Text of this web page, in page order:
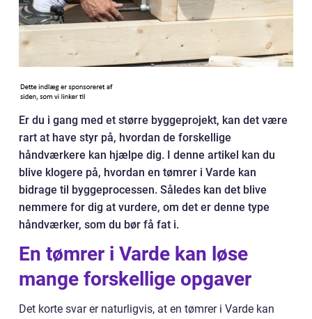
Er du i gang med et større byggeprojekt, kan det være
rart at have styr på, hvordan de forskellige
håndværkere kan hjælpe dig. I denne artikel kan du
blive klogere på, hvordan en tømrer i Varde kan
bidrage til byggeprocessen. Således kan det blive
nemmere for dig at vurdere, om det er denne type
håndværker, som du bør få fat i.
En tømrer i Varde kan løse
mange forskellige opgaver
Det korte svar er naturligvis, at en tømrer i Varde kan